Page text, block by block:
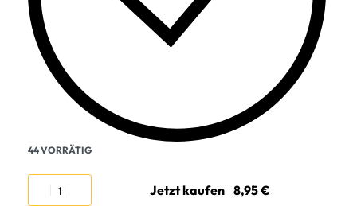
44 VORRÄTIG
Jetzt kaufen